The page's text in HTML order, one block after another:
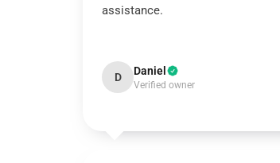
assistance.
D Daniel
Verified owner